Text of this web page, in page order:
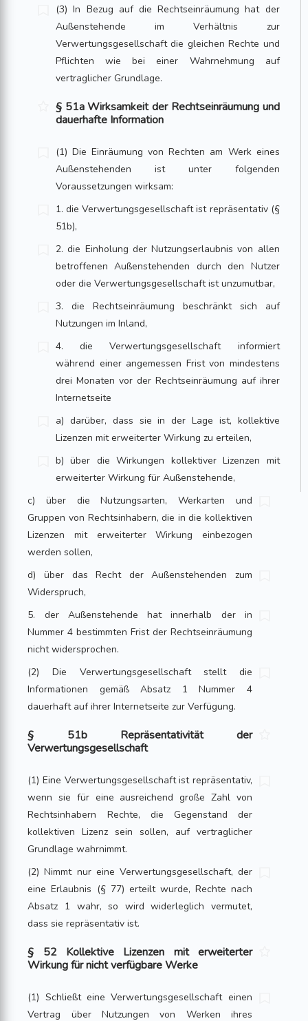
(3) In Bezug auf die Rechtseinräumung hat der
Außenstehende im Verhältnis zur
Verwertungsgesellschaft die gleichen Rechte und
Pflichten wie bei einer Wahrnehmung auf
vertraglicher Grundlage.
§ 51a Wirksamkeit der Rechtseinräumung und
dauerhafte Information
(1) Die Einräumung von Rechten am Werk eines
Außenstehenden ist unter folgenden
Voraussetzungen wirksam:
1. die Verwertungsgesellschaft ist repräsentativ (§
51b),
2. die Einholung der Nutzungserlaubnis von allen
betroffenen Außenstehenden durch den Nutzer
oder die Verwertungsgesellschaft ist unzumutbar,
3. die Rechtseinräumung beschränkt sich auf
Nutzungen im Inland,
4. die Verwertungsgesellschaft informiert
während einer angemessen Frist von mindestens
drei Monaten vor der Rechtseinräumung auf ihrer
Internetseite
a) darüber, dass sie in der Lage ist, kollektive
Lizenzen mit erweiterter Wirkung zu erteilen,
b) über die Wirkungen kollektiver Lizenzen mit
erweiterter Wirkung für Außenstehende,
c) über die Nutzungsarten, Werkarten und
Gruppen von Rechtsinhabern, die in die kollektiven
Lizenzen mit erweiterter Wirkung einbezogen
werden sollen,
d) über das Recht der Außenstehenden zum
Widerspruch,
5. der Außenstehende hat innerhalb der in
Nummer 4 bestimmten Frist der Rechtseinräumung
nicht widersprochen.
(2) Die Verwertungsgesellschaft stellt die
Informationen gemäß Absatz 1 Nummer 4
dauerhaft auf ihrer Internetseite zur Verfügung.
§ 51b Repräsentativität der
Verwertungsgesellschaft
(1) Eine Verwertungsgesellschaft ist repräsentativ,
wenn sie für eine ausreichend große Zahl von
Rechtsinhabern Rechte, die Gegenstand der
kollektiven Lizenz sein sollen, auf vertraglicher
Grundlage wahrnimmt.
(2) Nimmt nur eine Verwertungsgesellschaft, der
eine Erlaubnis (§ 77) erteilt wurde, Rechte nach
Absatz 1 wahr, so wird widerleglich vermutet,
dass sie repräsentativ ist.
§ 52 Kollektive Lizenzen mit erweiterter
Wirkung für nicht verfügbare Werke
(1) Schließt eine Verwertungsgesellschaft einen
Vertrag über Nutzungen von Werken ihres